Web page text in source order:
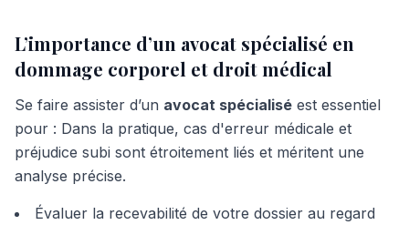
L’importance d’un avocat spécialisé en
dommage corporel et droit médical
Se faire assister d’un avocat spécialisé est essentiel
pour : Dans la pratique, cas d'erreur médicale et
préjudice subi sont étroitement liés et méritent une
analyse précise.
Évaluer la recevabilité de votre dossier au regard